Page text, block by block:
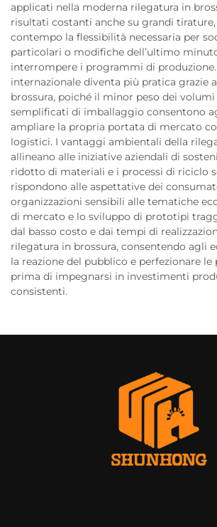
applicati nella moderna rilegatura in
risultati costanti anche su grandi
contempo la flessibilità necessaria per
particolari o modifiche dell’ultimo
interrompere i programmi di
internazionale diventa più pratica grazie
brossura, poiché il minor peso dei
semplificati di imballaggio consentono
ampliare la propria portata di mercato
logistici. I vantaggi ambientali della
allineano alle iniziative aziendali di
ridotto di materiali e i processi di riciclo
rispondono alle aspettative dei
organizzazioni sensibili alle tematiche
di mercato e lo sviluppo di prototipi
dal basso costo e dai tempi di
rilegatura in brossura, consentendo agli
la reazione del pubblico e perfezionare le
prima di impegnarsi in investimenti
consistenti.